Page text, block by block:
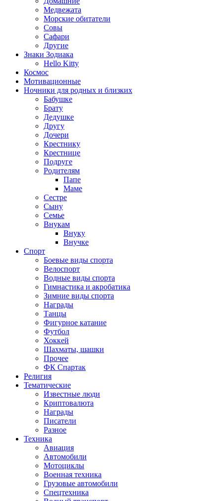
Медвежата
Морские обитатели
Совы
Сафари
Другие
Знаки Зодиака
Hello Kitty
Космос
Мотивационные
Ночники для родных и близких
Бабушке
Брату
Дедушке
Другу
Дочери
Крестнику
Крестнице
Подруге
Родителям
Папе
Маме
Сестре
Сыну
Семье
Внукам
Внуку
Внучке
Спорт
Боевые виды спорта
Велоспорт
Водные виды спорта
Гимнастика и акробатика
Зимние виды спорта
Награды
Танцы
Фигурное катание
Футбол
Хоккей
Шахматы, шашки
Прочее
ФК Спартак
Религия
Тематические
Известные люди
Криптовалюта
Награды
Писатели
Разное
Техника
Авиация
Автомобили
Мотоциклы
Военная техника
Грузовые автомобили
Спецтехника